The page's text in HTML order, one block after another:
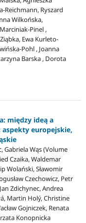
Reichmann, Ryszard
Wilkońska,
Pinel ,
Ewa Kurleto-
Pohl , Joanna
Barska , Dorota
między ideą a
aspekty europejskie,
Gabriela Wąs (Volume
Czaika, Waldemar
Wolański, Sławomir
Czechowicz, Petr
Zdichynec, Andrea
Martin Holý, Christine
Gojniczek, Renata
Konopnicka